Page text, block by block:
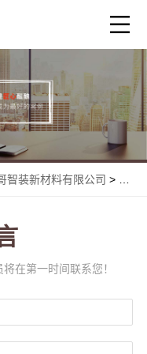
智装新材料有限公司 >
在第一时间联系您！